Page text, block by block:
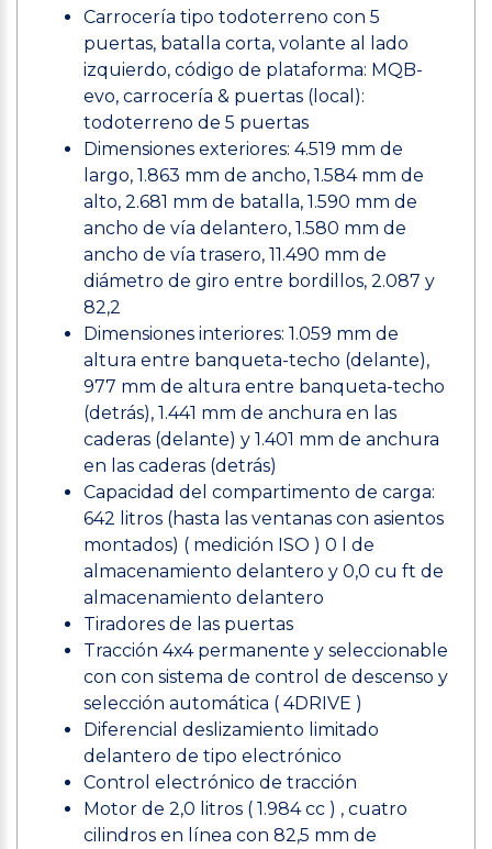
Carrocería tipo todoterreno con 5
puertas, batalla corta, volante al lado
izquierdo, código de plataforma: MQB-
evo, carrocería & puertas (local):
todoterreno de 5 puertas
Dimensiones exteriores: 4.519 mm de
largo, 1.863 mm de ancho, 1.584 mm de
alto, 2.681 mm de batalla, 1.590 mm de
ancho de vía delantero, 1.580 mm de
ancho de vía trasero, 11.490 mm de
diámetro de giro entre bordillos, 2.087 y
82,2
Dimensiones interiores: 1.059 mm de
altura entre banqueta-techo (delante),
977 mm de altura entre banqueta-techo
(detrás), 1.441 mm de anchura en las
caderas (delante) y 1.401 mm de anchura
en las caderas (detrás)
Capacidad del compartimento de carga:
642 litros (hasta las ventanas con asientos
montados) ( medición ISO ) 0 l de
almacenamiento delantero y 0,0 cu ft de
almacenamiento delantero
Tiradores de las puertas
Tracción 4x4 permanente y seleccionable
con con sistema de control de descenso y
selección automática ( 4DRIVE )
Diferencial deslizamiento limitado
delantero de tipo electrónico
Control electrónico de tracción
Motor de 2,0 litros ( 1.984 cc ) , cuatro
cilindros en línea con 82,5 mm de